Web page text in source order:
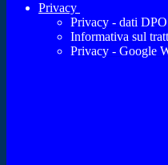
Privacy
Privacy - dati DPO
Informativa sul
Privacy - Google